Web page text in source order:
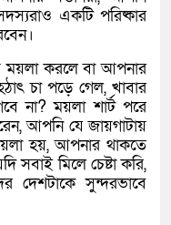
একটি পরিষ্কার
ময়লা করলে বা আপনার
চা পড়ে গেল, খাবার
না? ময়লা শার্ট পরে
আপনি যে জায়গাটায়
হয়, আপনার থাকতে
মিলে চেষ্টা করি,
দেশটাকে সুন্দরভাবে